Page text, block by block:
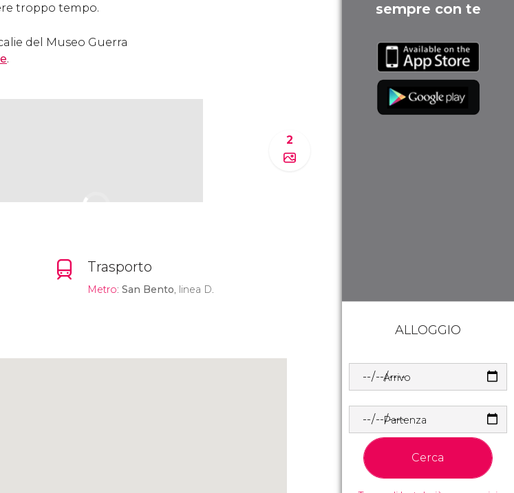
troppo tempo.
del Museo Guerra
.
2
Trasporto
Metro: San Bento, linea D.
sempre con te
ALLOGGIO
Arrivo
Partenza
Cerca